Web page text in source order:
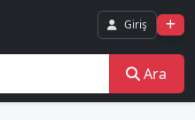
Giriş
Ara